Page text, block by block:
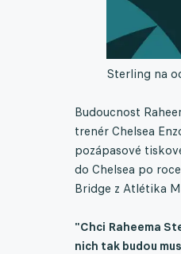
Sterling na
Budoucnost
trenér Chelsea
pozápasové
do Chelsea po
Bridge z Atlétika
"Chci Raheema
nich tak budou